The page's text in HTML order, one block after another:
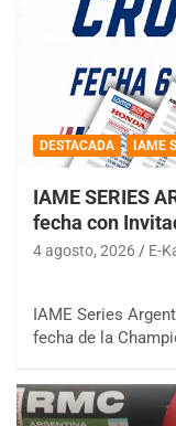
DESTACADA IAME
IAME SERIES
fecha con
4 agosto, 2026 E-
IAME Series
fecha de la